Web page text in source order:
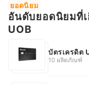
ยอดนิยม
อันดับยอดนิยมที่
UOB
บัตรเครดิต
10 ผลิตภัณฑ์